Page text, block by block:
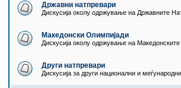
Државни натпревари
Дискусија околу одржување на Државните
Македонски Олимпијади
Дискусија околу одржување на
Други натпревари
Дискусија за други национални и